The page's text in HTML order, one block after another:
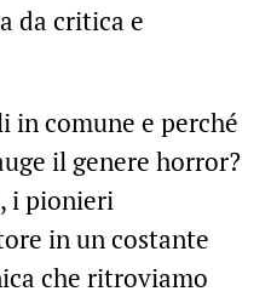
da critica e
in comune e perché
il genere horror?
i pionieri
in un costante
che ritroviamo